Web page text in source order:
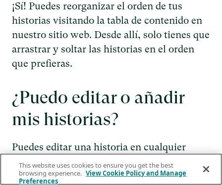
¡Sí! Puedes reorganizar el orden de tus
historias visitando la tabla de contenido en
nuestro sitio web. Desde allí, solo tienes que
arrastrar y soltar las historias en el orden
que prefieras.
¿Puedo editar o añadir
mis historias?
Puedes editar una historia en cualquier
momento siguiendo estos pasos:
Ve a tu cuenta en
This website uses cookies to ensure you get the best
browsing experience. View Cookie Policy and Manage
Preferences